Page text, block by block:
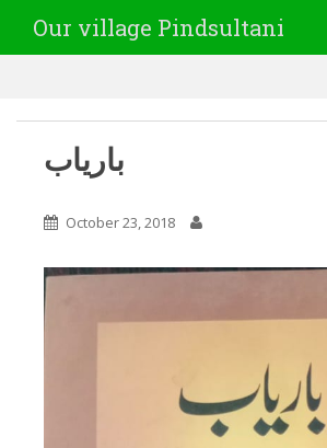
Our village Pindsultani
باریاب
October 23, 2018